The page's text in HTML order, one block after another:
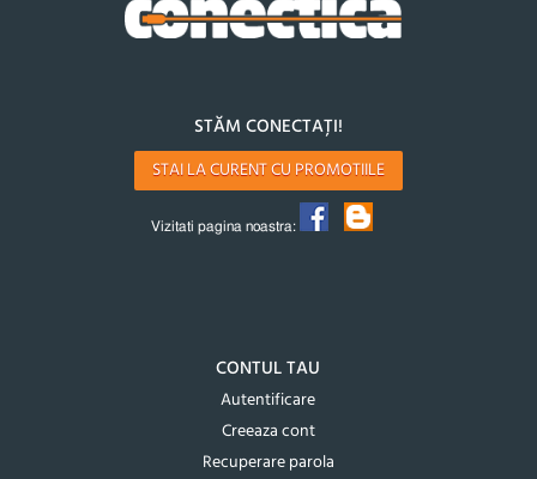
STĂM CONECTAȚI!
STAI LA CURENT CU PROMOTIILE
Vizitati pagina noastra:
CONTUL TAU
Autentificare
Creeaza cont
Recuperare parola